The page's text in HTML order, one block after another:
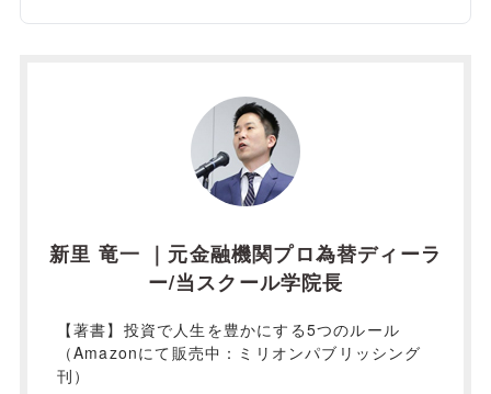
新里 竜一 ｜元金融機関プロ為替ディーラ
ー/当スクール学院長
【著書】投資で人生を豊かにする5つのルール
（Amazonにて販売中：ミリオンパブリッシング
刊）